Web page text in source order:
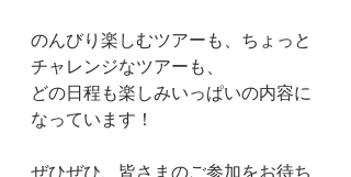
のんびり楽しむツアーも、ちょっと
チャレンジなツアーも、
どの日程も楽しみいっぱいの内容に
なっています！
ぜひぜひ、皆さまのご参加をお待ち